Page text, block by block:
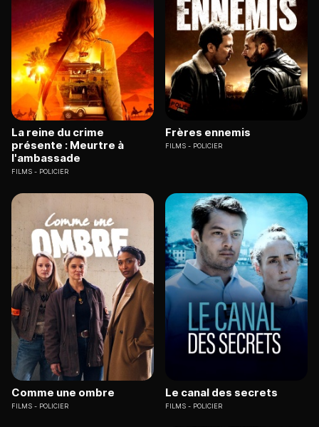
La reine du crime
présente : Meurtre à
l'ambassade
FILMS POLICIER
Frères ennemis
FILMS POLICIER
Comme une ombre
FILMS POLICIER
Le canal des secrets
FILMS POLICIER